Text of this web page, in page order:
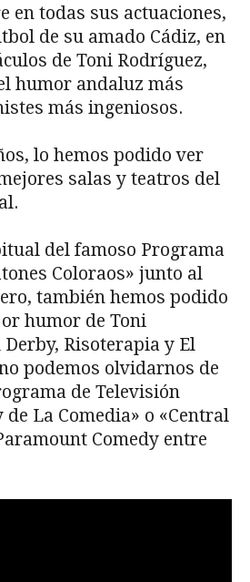
en todas sus actuaciones,
de su amado Cádiz, en
de Toni Rodríguez,
humor andaluz más
más ingeniosos.
lo hemos podido ver
salas y teatros del
del famoso Programa
Coloraos» junto al
también hemos podido
humor de Toni
Derby, Risoterapia y El
podemos olvidarnos de
de Televisión
de La Comedia» o «Central
Comedy entre